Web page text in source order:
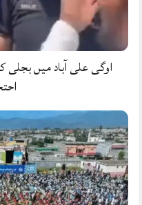
اوگی علی آباد میں